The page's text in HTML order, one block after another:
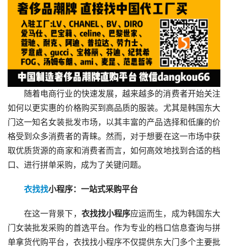
随着电商行业的快速发展，越来越多的消费者开始关注
如何以更实惠的价格购买到高品质的服装。尤其是韩国东大
门这一知名女装批发市场，以其丰富的产品选择和低廉的价
格受到众多消费者的青睐。然而，对于想要在这一市场中获
取优质货源的商家和消费者而言，如何高效地找到合适的档
口、进行拼单采购，成为了关键问题。
衣找找小程序：一站式采购平台
在这一背景下， 衣找找小程序应运而生，成为韩国东大
门女装批发采购的首选平台。作为专业的档口信息查询与拼
单拿货代购平台，衣找找小程序不仅提供东大门多个主要批